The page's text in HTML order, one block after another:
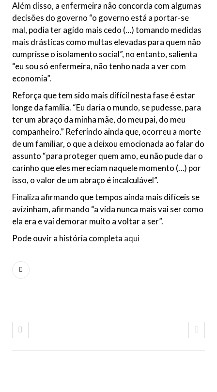
Além disso, a enfermeira não concorda com algumas
decisões do governo “o governo está a portar-se
mal, podia ter agido mais cedo (…) tomando medidas
mais drásticas como multas elevadas para quem não
cumprisse o isolamento social”, no entanto, salienta
“eu sou só enfermeira, não tenho nada a ver com
economia”.
Reforça que tem sido mais difícil nesta fase é estar
longe da família. “Eu daria o mundo, se pudesse, para
ter um abraço da minha mãe, do meu pai, do meu
companheiro.” Referindo ainda que, ocorreu a morte
de um familiar, o que a deixou emocionada ao falar do
assunto “para proteger quem amo, eu não pude dar o
carinho que eles mereciam naquele momento (…) por
isso, o valor de um abraço é incalculável”.
Finaliza afirmando que tempos ainda mais difíceis se
avizinham, afirmando “a vida nunca mais vai ser como
ela era e vai demorar muito a voltar a ser”.
Pode ouvir a história completa aqui